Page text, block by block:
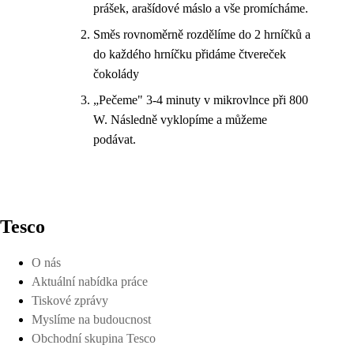
prášek, arašídové máslo a vše promícháme.
Směs rovnoměrně rozdělíme do 2 hrníčků a
do každého hrníčku přidáme čtvereček
čokolády
„Pečeme" 3-4 minuty v mikrovlnce při 800
W. Následně vyklopíme a můžeme
podávat.
Tesco
O nás
Aktuální nabídka práce
Tiskové zprávy
Myslíme na budoucnost
Obchodní skupina Tesco